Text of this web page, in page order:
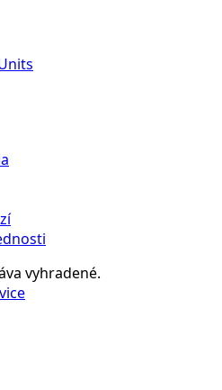
vyhradené.